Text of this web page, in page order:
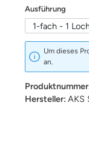
Ausführung
1-fach - 1
Um dieses
an.
Hersteller: AKS